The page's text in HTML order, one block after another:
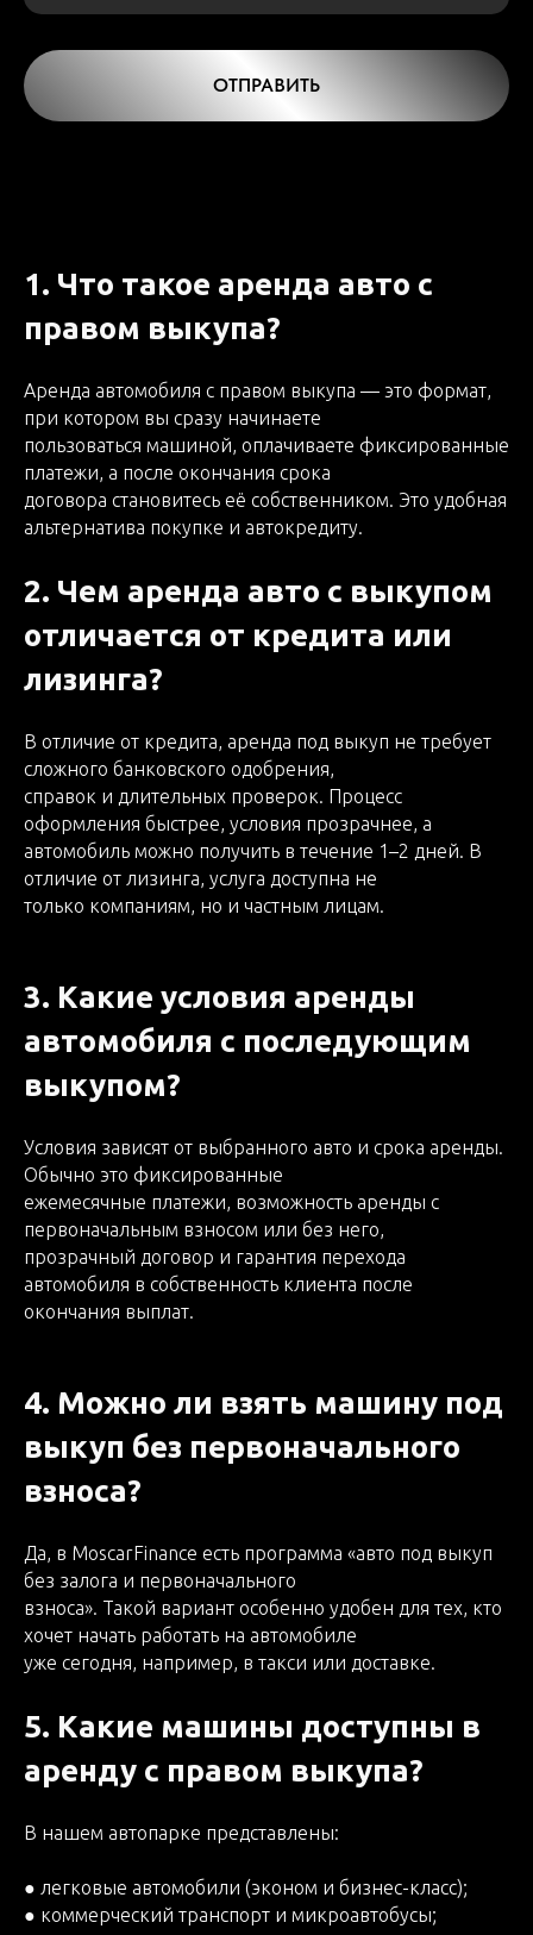
ОТПРАВИТЬ
1. Что такое аренда авто с
правом выкупа?
Аренда автомобиля с правом выкупа — это формат,
при котором вы сразу начинаете
пользоваться машиной, оплачиваете фиксированные
платежи, а после окончания срока
договора становитесь её собственником. Это удобная
альтернатива покупке и автокредиту.
2. Чем аренда авто с выкупом
отличается от кредита или
лизинга?
В отличие от кредита, аренда под выкуп не требует
сложного банковского одобрения,
справок и длительных проверок. Процесс
оформления быстрее, условия прозрачнее, а
автомобиль можно получить в течение 1–2 дней. В
отличие от лизинга, услуга доступна не
только компаниям, но и частным лицам.
3. Какие условия аренды
автомобиля с последующим
выкупом?
Условия зависят от выбранного авто и срока аренды.
Обычно это фиксированные
ежемесячные платежи, возможность аренды с
первоначальным взносом или без него,
прозрачный договор и гарантия перехода
автомобиля в собственность клиента после
окончания выплат.
4. Можно ли взять машину под
выкуп без первоначального
взноса?
Да, в MoscarFinance есть программа «авто под выкуп
без залога и первоначального
взноса». Такой вариант особенно удобен для тех, кто
хочет начать работать на автомобиле
уже сегодня, например, в такси или доставке.
5. Какие машины доступны в
аренду с правом выкупа?
В нашем автопарке представлены:
● легковые автомобили (эконом и бизнес-класс);
● коммерческий транспорт и микроавтобусы;